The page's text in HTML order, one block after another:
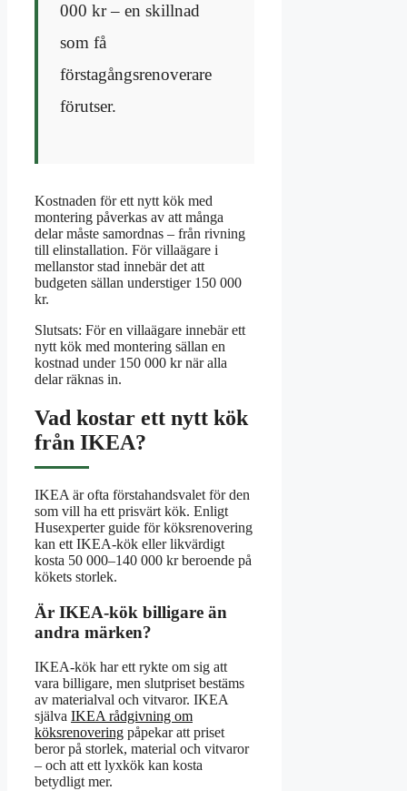
000 kr – en skillnad
som få
förstagångsrenoverare
förutser.
Kostnaden för ett nytt kök med
montering påverkas av att många
delar måste samordnas – från rivning
till elinstallation. För villaägare i
mellanstor stad innebär det att
budgeten sällan understiger 150 000
kr.
Slutsats: För en villaägare innebär ett
nytt kök med montering sällan en
kostnad under 150 000 kr när alla
delar räknas in.
Vad kostar ett nytt kök
från IKEA?
IKEA är ofta förstahandsvalet för den
som vill ha ett prisvärt kök. Enligt
Husexperter guide för köksrenovering
kan ett IKEA-kök eller likvärdigt
kosta 50 000–140 000 kr beroende på
kökets storlek.
Är IKEA-kök billigare än
andra märken?
IKEA-kök har ett rykte om sig att
vara billigare, men slutpriset bestäms
av materialval och vitvaror. IKEA
själva IKEA rådgivning om
köksrenovering påpekar att priset
beror på storlek, material och vitvaror
– och att ett lyxkök kan kosta
betydligt mer.